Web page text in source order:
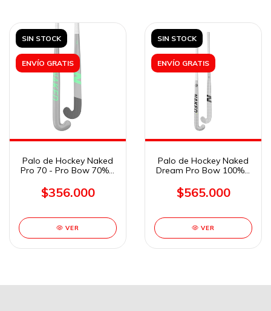
SIN STOCK
ENVÍO GRATIS
Palo de Hockey Naked
Pro 70 - Pro Bow 70% -
$356.000
VER
SIN STOCK
ENVÍO GRATIS
Palo de Hockey Naked
Dream Pro Bow 100% -
$565.000
VER